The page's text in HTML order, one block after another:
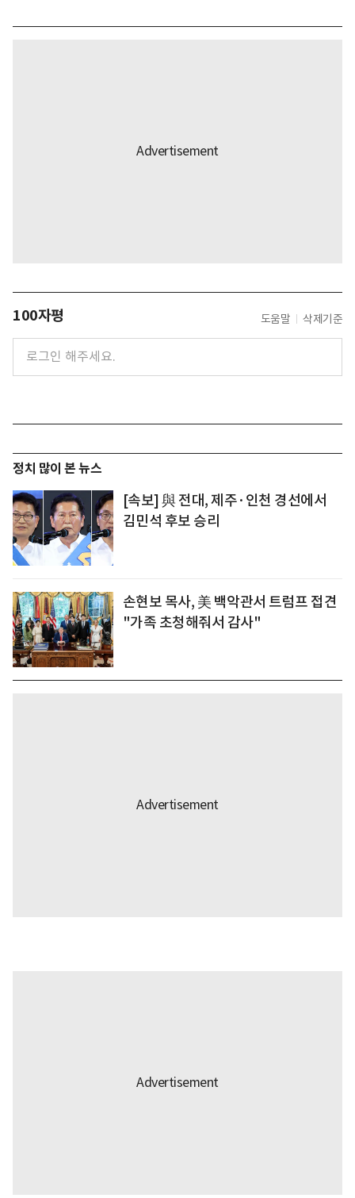
100자평 도움말 삭제기준
정치 많이 본 뉴스
[속보] 與 전대, 제주·인천 경선에서
김민석 후보 승리
손현보 목사, 美 백악관서 트럼프 접견
"가족 초청해줘서 감사"